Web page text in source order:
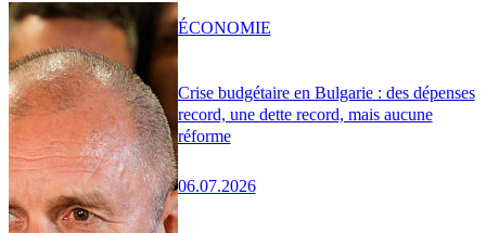
Crise budgétaire en Bulgarie : des dépenses
record, une dette record, mais aucune
réforme
06.07.2026
ÉCONOMIE